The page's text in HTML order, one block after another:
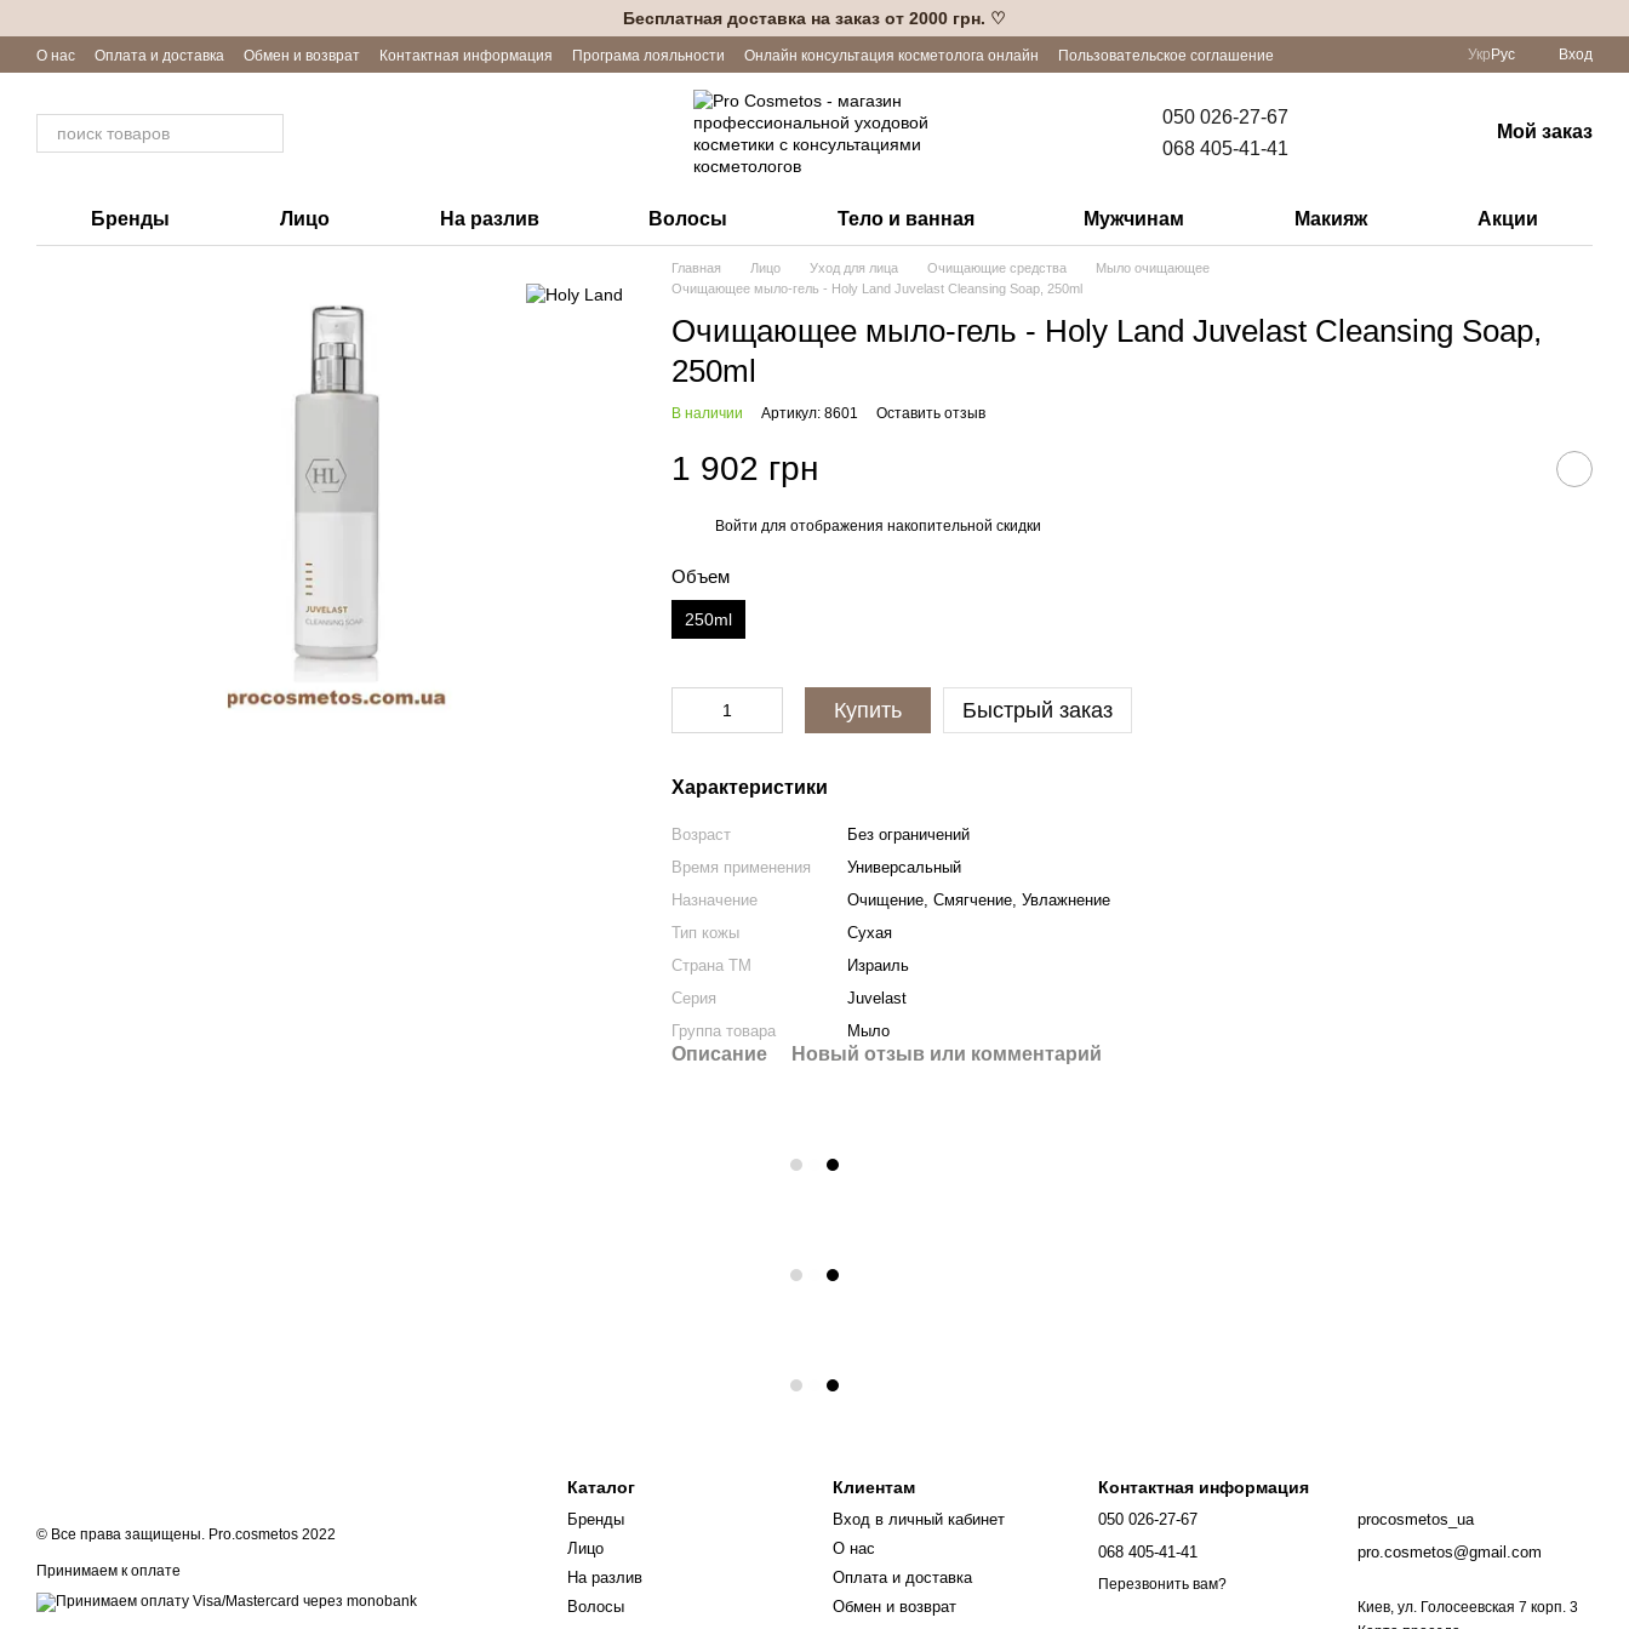
Бесплатная доставка на заказ от 2000 грн. ♡
О нас Оплата и доставка Обмен и возврат Контактная информация Програма лояльности Онлайн консультация косметолога онлайн
Пользовательское соглашение
Укр Рус Вход
050 026-27-67
068 405-41-41
Мой заказ
Бренды Лицо На разлив Волосы Тело и ванная Мужчинам Макияж Акции
Главная Лицо Уход для лица Очищающие средства
Мыло очищающее
Очищающее мыло-гель - Holy Land Juvelast Cleansing Soap, 250ml
Очищающее мыло-гель - Holy Land Juvelast Cleansing Soap,
250ml
В наличии Артикул: 8601 Оставить отзыв
1 902 грн
Войти для отображения накопительной скидки
Объем
250ml
Купить Быстрый заказ
Характеристики
Возраст
Без ограничений
Время применения
Универсальный
Назначение
Очищение, Смягчение, Увлажнение
Тип кожы
Сухая
Страна ТМ
Израиль
Серия
Juvelast
Группа товара
Мыло
Описание Новый отзыв или комментарий
© Все права защищены. Pro.cosmetos 2022
Принимаем к оплате
Каталог
Бренды
Лицо
На разлив
Волосы
Клиентам
Вход в личный кабинет
О нас
Оплата и доставка
Обмен и возврат
Контактная информация
050 026-27-67
068 405-41-41
Перезвонить вам?
procosmetos_ua
pro.cosmetos@gmail.com
Киев, ул. Голосеевская 7 корп. 3